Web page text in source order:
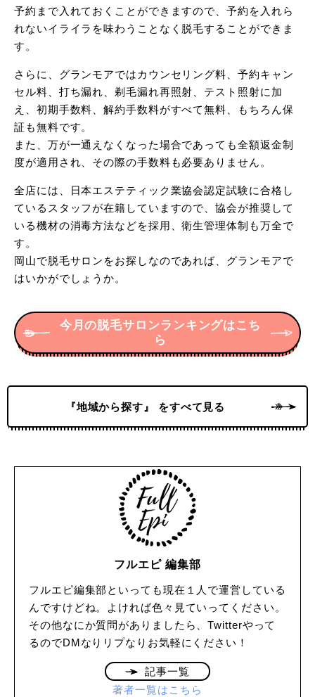
予約まで入れておくことができますので、予約を入れら
れないイライラを味わうことなく脱毛することができま
す。
さらに、グランモアではカウンセリング料、予約キャン
セル料、打ち漏れ、剃毛漏れ再照射、テスト照射に加
え、初期手数料、解約手数料がすべて無料、もちろん保
証も無料です。
また、万が一通えなくなった場合であっても全額返金制
度が適用され、その際の手数料も必要ありません。
全店には、日本エステティック業協会認定試験に合格し
ているスタッフが在籍していますので、協会が推奨して
いる機材の消毒方法などを採用、衛生管理体制も万全で
す。
岡山で脱毛サロンをお探しなのであれば、グランモアで
はいかがでしょうか。
今月の脱毛サロンランキングはこち
ら
『地域から探す』 をすべて見る
フルエピ 編集部
フルエピ編集部といっても現在１人で運営している
んですけどね。よければ色々見ていってください。
その他なにか質問がありましたら、Twitterやって
るのでDMなりリプなりお気軽にください！
記事一覧
著者一覧はこちら